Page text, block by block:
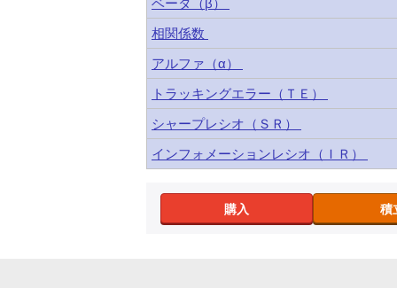
ベータ（β）
相関係数
アルファ（α）
トラッキングエラー（ＴＥ）
シャープレシオ（ＳＲ）
インフォメーションレシオ（ＩＲ）
購入 積